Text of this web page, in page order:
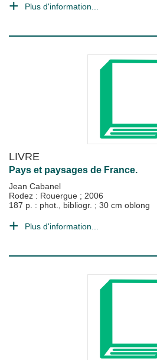
Plus d'information...
LIVRE
Pays et paysages de France.
Jean Cabanel
Rodez : Rouergue ; 2006
187 p. : phot., bibliogr. ; 30 cm oblong
Plus d'information...